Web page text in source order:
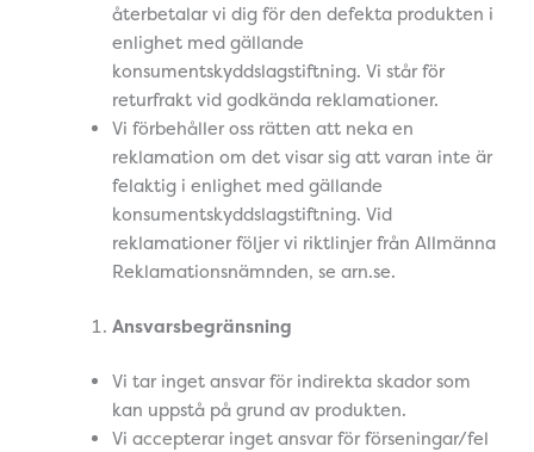
återbetalar vi dig för den defekta produkten i
enlighet med gällande
konsumentskyddslagstiftning. Vi står för
returfrakt vid godkända reklamationer.
Vi förbehåller oss rätten att neka en
reklamation om det visar sig att varan inte är
felaktig i enlighet med gällande
konsumentskyddslagstiftning. Vid
reklamationer följer vi riktlinjer från Allmänna
Reklamationsnämnden, se arn.se.
Ansvarsbegränsning
Vi tar inget ansvar för indirekta skador som
kan uppstå på grund av produkten.
Vi accepterar inget ansvar för förseningar/fel